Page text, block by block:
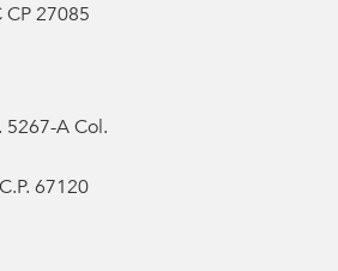
CP 27085
5267-A Col.
67120